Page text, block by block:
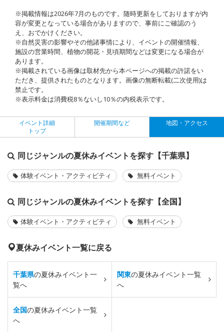
※掲載情報は2026年7月のものです。随時更新をしておりますが内
容が変更となっている場合がありますので、事前にご確認のう
え、おでかけください。
※自然災害の影響やその他諸事情により、イベントの開催情報、
施設の営業時間、植物の開花・見頃期間などは変更になる場合が
あります。
※掲載されている画像は取材先から本ページへの掲載の許諾をい
ただき、提供されたものとなります。画像の無断転載(二次使用)は
禁止です。
※表示料金は消費税8％ないし10％の内税表示です。
イベント詳細
トップ
開催期間など 地図・アクセス
同じジャンルの夏休みイベントを探す【千葉県】
体験イベント・アクティビティ 無料イベント
同じジャンルの夏休みイベントを探す【全国】
体験イベント・アクティビティ 無料イベント
夏休みイベント一覧に戻る
千葉県の夏休みイベント一
覧へ
関東の夏休みイベント一覧
へ
全国の夏休みイベント一覧
へ